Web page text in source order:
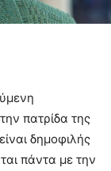
πατρίδα της
δημοφιλής
πάντα με την